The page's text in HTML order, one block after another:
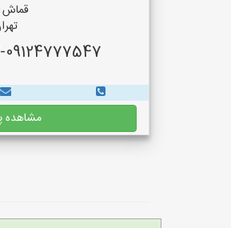
قماش
09124777547
مشاهده